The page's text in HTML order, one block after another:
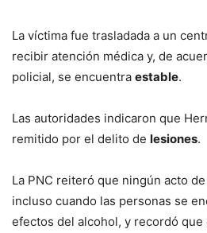
La víctima fue trasladada a un
recibir atención médica y, de
policial, se encuentra estable.
Las autoridades indicaron que
remitido por el delito de lesiones.
La PNC reiteró que ningún acto
incluso cuando las personas se
efectos del alcohol, y recordó